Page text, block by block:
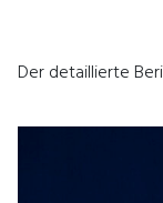
Der detaillierte